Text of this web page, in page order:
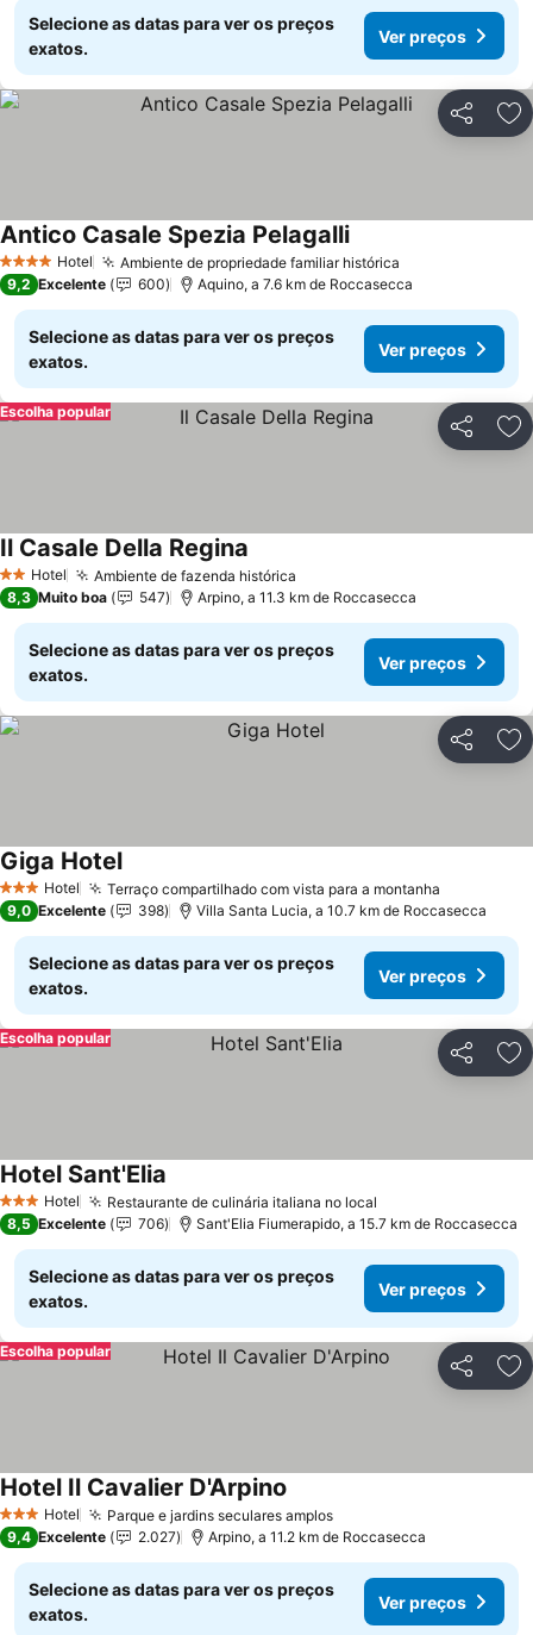
Selecione as datas para ver os preços
exatos.
Ver preços
Partilhar
4 EstrelasHotel Ambiente de propriedade familiar histórica
Antico Casale Spezia PelagalliVer preços
9,2 Excelente 600 Aquino, a 7.6 km de Roccasecca
Selecione as datas para ver os preços
exatos.
Ver preços
Partilhar
Escolha popular
2 Estrelas
Hotel Ambiente de fazenda histórica
Il Casale Della Regina
8,3 Muito boa 547 Arpino, a 11.3 km de Roccasecca
Selecione as datas para ver os preços
exatos.
Ver preços
Partilhar
3 EstrelasHotel Terraço compartilhado com vista para a montanha
Giga HotelVer preços
9,0 Excelente 398 Villa Santa Lucia, a 10.7 km de Roccasecca
Selecione as datas para ver os preços
exatos.
Ver preços
Partilhar
Escolha popular
3 EstrelasHotel Restaurante de culinária italiana no local
Hotel Sant'Elia
8,5 Excelente 706 Sant'Elia Fiumerapido, a 15.7 km de Roccasecca
Selecione as datas para ver os preços
exatos.
Ver preços
Partilhar
Escolha popular
3 EstrelasHotel Parque e jardins seculares amplosVer preços
Hotel Il Cavalier D'Arpino
9,4 Excelente 2.027 Arpino, a 11.2 km de Roccasecca
Selecione as datas para ver os preços
exatos.
Ver preços